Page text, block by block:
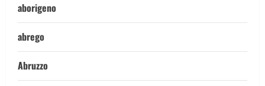
aborigeno
abrego
Abruzzo